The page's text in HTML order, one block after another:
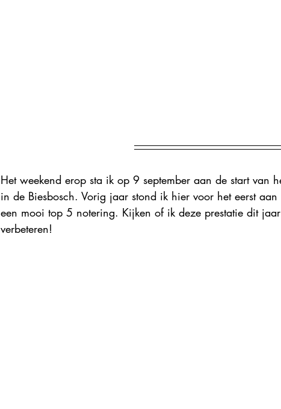
Het weekend erop sta ik op 9 september aan de start van
in de Biesbosch. Vorig jaar stond ik hier voor het eerst
een mooi top 5 notering. Kijken of ik deze prestatie dit
verbeteren!